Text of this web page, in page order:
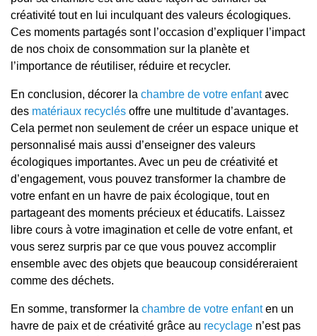
créativité tout en lui inculquant des valeurs écologiques.
Ces moments partagés sont l’occasion d’expliquer l’impact
de nos choix de consommation sur la planète et
l’importance de réutiliser, réduire et recycler.
En conclusion, décorer la chambre de votre enfantavec
des matériaux recyclés offre une multitude d’avantages.
Cela permet non seulement de créer un espace unique et
personnalisé mais aussi d’enseigner des valeurs
écologiques importantes. Avec un peu de créativité et
d’engagement, vous pouvez transformer la chambre de
votre enfant en un havre de paix écologique, tout en
partageant des moments précieux et éducatifs. Laissez
libre cours à votre imagination et celle de votre enfant, et
vous serez surpris par ce que vous pouvez accomplir
ensemble avec des objets que beaucoup considéreraient
comme des déchets.
En somme, transformer la chambre de votre enfanten un
havre de paix et de créativité grâce au recyclage n’est pas